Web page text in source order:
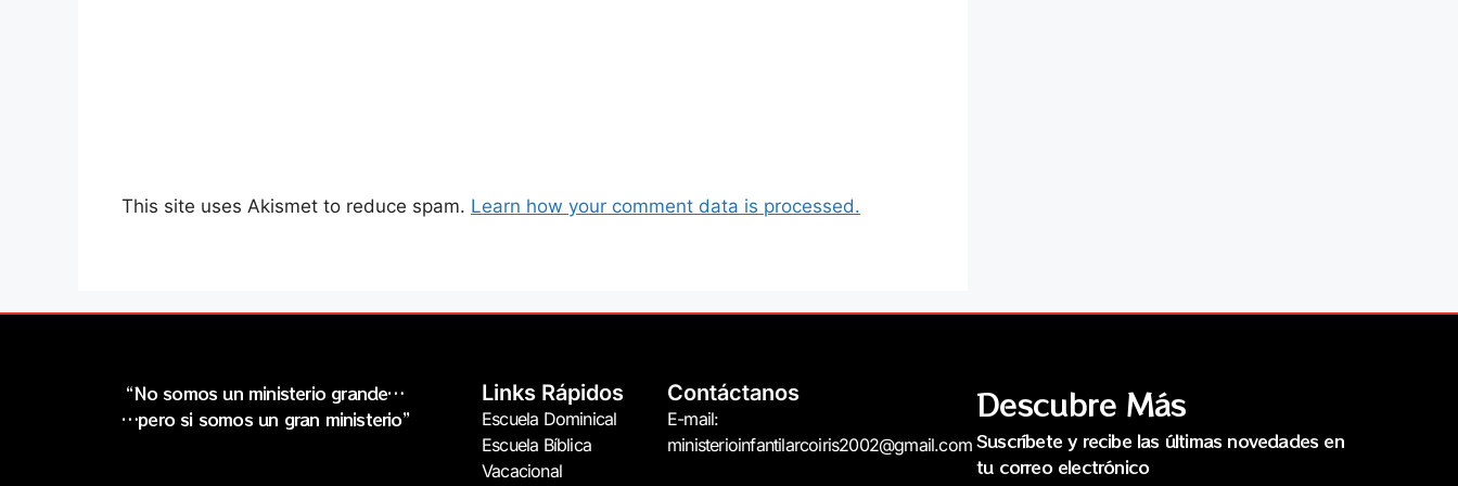
This site uses Akismet to reduce spam. Learn how your comment data is processed.
“No somos un ministerio grande…
…pero si somos un gran ministerio”
Links Rápidos
Escuela Dominical
Escuela Bíblica
Vacacional
Contáctanos
E-mail:
ministerioinfantilarcoiris2002@gmail.com
Descubre Más
Suscríbete y recibe las últimas novedades en
tu correo electrónico